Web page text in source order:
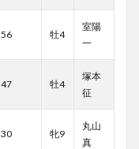
56 牡4
室陽
一
47 牡4
塚本
征
30 牝9
丸山
真